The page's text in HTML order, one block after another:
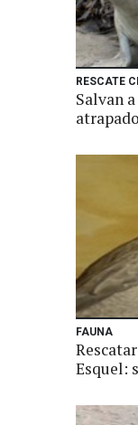
RESCATE
Salvan
FAUNA
Esquel: